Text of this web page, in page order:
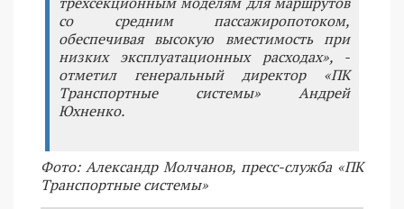
со средним пассажиропотоком,
обеспечивая высокую вместимость при
низких эксплуатационных расходах», -
отметил генеральный директор «ПК
Транспортные системы» Андрей
Юхненко.
Фото: Александр Молчанов, пресс-служба «ПК
Транспортные системы»